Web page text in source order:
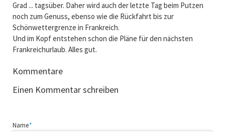
Grad ... tagsüber. Daher wird auch der letzte Tag beim Putzen
noch zum Genuss, ebenso wie die Rückfahrt bis zur
Schönwettergrenze in Frankreich.
Und im Kopf entstehen schon die Pläne für den nächsten
Frankreichurlaub. Alles gut.
Kommentare
Einen Kommentar schreiben
Pflichtfeld
Name*